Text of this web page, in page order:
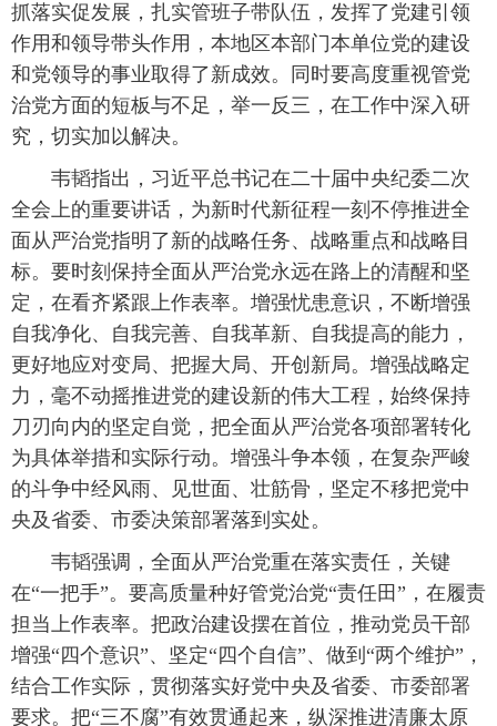
抓落实促发展，扎实管班子带队伍，发挥了党建引领
作用和领导带头作用，本地区本部门本单位党的建设
和党领导的事业取得了新成效。同时要高度重视管党
治党方面的短板与不足，举一反三，在工作中深入研
究，切实加以解决。
韦韬指出，习近平总书记在二十届中央纪委二次
全会上的重要讲话，为新时代新征程一刻不停推进全
面从严治党指明了新的战略任务、战略重点和战略目
标。要时刻保持全面从严治党永远在路上的清醒和坚
定，在看齐紧跟上作表率。增强忧患意识，不断增强
自我净化、自我完善、自我革新、自我提高的能力，
更好地应对变局、把握大局、开创新局。增强战略定
力，毫不动摇推进党的建设新的伟大工程，始终保持
刀刃向内的坚定自觉，把全面从严治党各项部署转化
为具体举措和实际行动。增强斗争本领，在复杂严峻
的斗争中经风雨、见世面、壮筋骨，坚定不移把党中
央及省委、市委决策部署落到实处。
韦韬强调，全面从严治党重在落实责任，关键
在“一把手”。要高质量种好管党治党“责任田”，在履责
担当上作表率。把政治建设摆在首位，推动党员干部
增强“四个意识”、坚定“四个自信”、做到“两个维护”，
结合工作实际，贯彻落实好党中央及省委、市委部署
要求。把“三不腐”有效贯通起来，纵深推进清廉太原